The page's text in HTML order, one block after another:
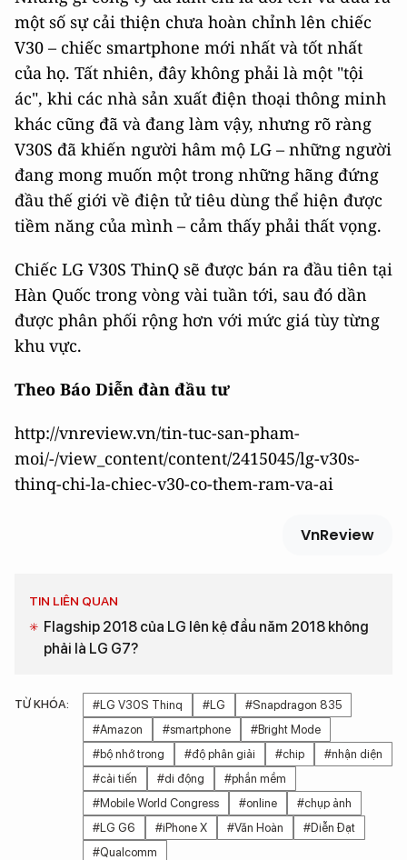
một số sự cải thiện chưa hoàn chỉnh lên chiếc
V30 – chiếc smartphone mới nhất và tốt nhất
của họ. Tất nhiên, đây không phải là một "tội
ác", khi các nhà sản xuất điện thoại thông minh
khác cũng đã và đang làm vậy, nhưng rõ ràng
V30S đã khiến người hâm mộ LG – những người
đang mong muốn một trong những hãng đứng
đầu thế giới về điện tử tiêu dùng thể hiện được
tiềm năng của mình – cảm thấy phải thất vọng.
Chiếc LG V30S ThinQ sẽ được bán ra đầu tiên tại
Hàn Quốc trong vòng vài tuần tới, sau đó dần
được phân phối rộng hơn với mức giá tùy từng
khu vực.
Theo Báo Diễn đàn đầu tư
http://vnreview.vn/tin-tuc-san-pham-
moi/-/view_content/content/2415045/lg-v30s-
thinq-chi-la-chiec-v30-co-them-ram-va-ai
VnReview
TIN LIÊN QUAN
Flagship 2018 của LG lên kệ đầu năm 2018 không
phải là LG G7?
TỪ KHÓA: #LG V30S Thinq #LG
#Snapdragon 835
#Amazon
#smartphone
#Bright Mode
#bộ nhớ trong
#độ phân giải #chip
#nhận diện
#cải tiến
#di động
#phần mềm
#Mobile World Congress
#online
#chụp ảnh
#LG G6
#iPhone X #Văn Hoàn
#Diễn Đạt
#Qualcomm